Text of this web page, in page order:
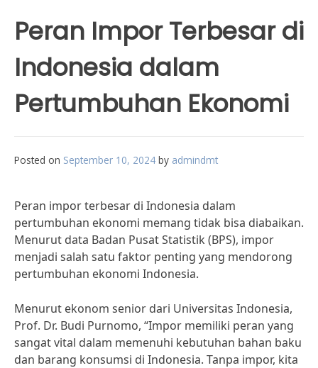
Peran Impor Terbesar di
Indonesia dalam
Pertumbuhan Ekonomi
Posted on September 10, 2024 by admindmt
Peran impor terbesar di Indonesia dalam
pertumbuhan ekonomi memang tidak bisa diabaikan.
Menurut data Badan Pusat Statistik (BPS), impor
menjadi salah satu faktor penting yang mendorong
pertumbuhan ekonomi Indonesia.
Menurut ekonom senior dari Universitas Indonesia,
Prof. Dr. Budi Purnomo, “Impor memiliki peran yang
sangat vital dalam memenuhi kebutuhan bahan baku
dan barang konsumsi di Indonesia. Tanpa impor, kita